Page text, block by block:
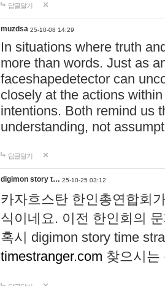
답글달기
muzdsa 25-10-08 14:29
In situations where truth
more than words. Just as
faceshapedetector can
closely at the actions
intentions. Both remind us
understanding, not
답글달기
digimon story t… 25-10-25 03:12
카자흐스탄 한인총연합회
식이네요. 이전 한인회의
혹시 digimon story time
timestranger.com 찾으시는